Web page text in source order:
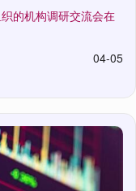
的机构调研交流会在
04-05